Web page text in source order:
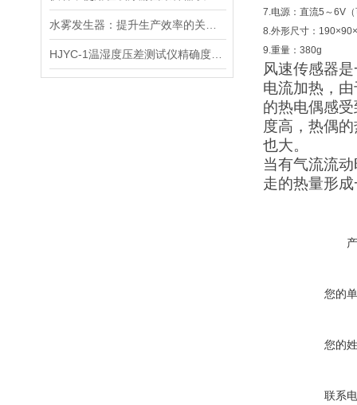
7.电源：直流5～6V
8.外形尺寸：
9.重量：380g
风速传感器
电流加热，
的热电偶感
度高，热偶
也大。
当有气流流
走的热量形
您的
您的
联系